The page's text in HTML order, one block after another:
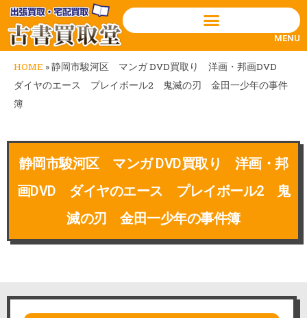
MENU
HOME »静岡市駿河区 マンガ DVD買取り 洋画・邦画DVD
ダイヤのエース プレイボール2 鬼滅の刃 金田一少年の事件
簿
静岡市駿河区 マンガ DVD買取り 洋画・邦
画DVD ダイヤのエース プレイボール2 鬼
滅の刃 金田一少年の事件簿